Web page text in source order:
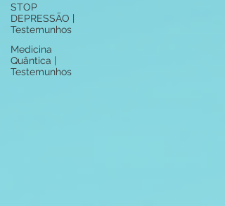
STOP
DEPRESSÃO |
Testemunhos
Medicina
Quântica |
Testemunhos